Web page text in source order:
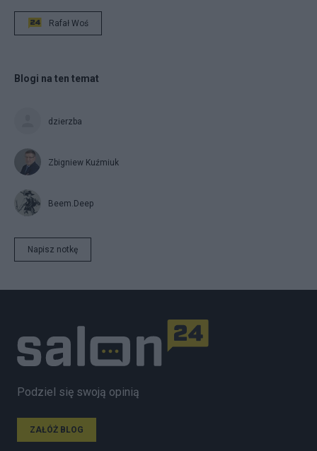
Rafał Woś
Blogi na ten temat
dzierzba
Zbigniew Kuźmiuk
Beem.Deep
Napisz notkę
Podziel się swoją opinią
ZAŁÓŻ BLOG